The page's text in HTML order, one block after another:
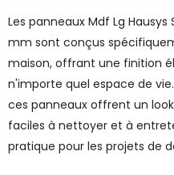
Les panneaux Mdf Lg Hausys
mm sont conçus
maison, offrant une finition
n'importe quel espace de
ces panneaux offrent un
faciles à nettoyer et à
pratique pour les projets de